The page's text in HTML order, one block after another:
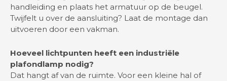
handleiding en plaats het armatuur op de beugel.
Twijfelt u over de aansluiting? Laat de montage dan
uitvoeren door een vakman.
Hoeveel lichtpunten heeft een industriële
plafondlamp nodig?
Dat hangt af van de ruimte. Voor een kleine hal of